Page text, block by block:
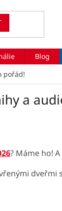
Blog
pořád!
a
? Máme ho!
dveřmi